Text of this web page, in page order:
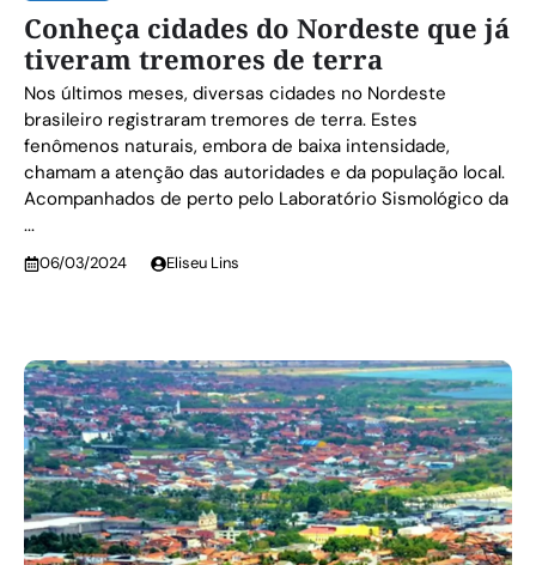
Conheça cidades do Nordeste que já
tiveram tremores de terra
Nos últimos meses, diversas cidades no Nordeste
brasileiro registraram tremores de terra. Estes
fenômenos naturais, embora de baixa intensidade,
chamam a atenção das autoridades e da população local.
Acompanhados de perto pelo Laboratório Sismológico da
...
06/03/2024 Eliseu Lins